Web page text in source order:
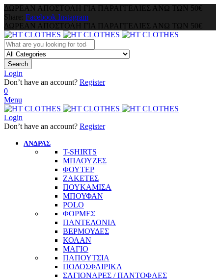
ΔΩΡΕΑΝ ΑΠΟΣΤΟΛΗ ΓΙΑ ΠΑΡΑΓΓΕΛΙΕΣ ΑΝΩ ΤΩΝ 50€
Share: Facebook Instagram
ΔΩΡΕΑΝ ΑΠΟΣΤΟΛΗ ΓΙΑ ΠΑΡΑΓΓΕΛΙΕΣ ΑΝΩ ΤΩΝ 50€
Search
Login
Don’t have an account? Register
0
Menu
Login
Don’t have an account? Register
ΑΝΔΡΑΣ
T-SHIRTS
ΜΠΛΟΥΖΕΣ
ΦΟΥΤΕΡ
ΖΑΚΕΤΕΣ
ΠΟΥΚΑΜΙΣΑ
ΜΠΟΥΦΑΝ
POLO
ΦΟΡΜΕΣ
ΠΑΝΤΕΛΟΝΙΑ
ΒΕΡΜΟΥΔΕΣ
ΚΟΛΑΝ
ΜΑΓΙΟ
ΠΑΠΟΥΤΣΙΑ
ΠΟΔΟΣΦΑΙΡΙΚΑ
ΣΑΓΙΟΝΑΡΕΣ / ΠΑΝΤΟΦΛΕΣ